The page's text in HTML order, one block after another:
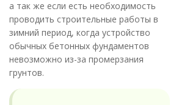
а так же если есть необходимость
проводить строительные работы в
зимний период, когда устройство
обычных бетонных фундаментов
невозможно из-за промерзания
грунтов.